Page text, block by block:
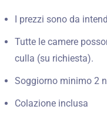
I prezzi sono da
Tutte le camere
culla (su richiesta).
Soggiorno minimo 2
Colazione inclusa